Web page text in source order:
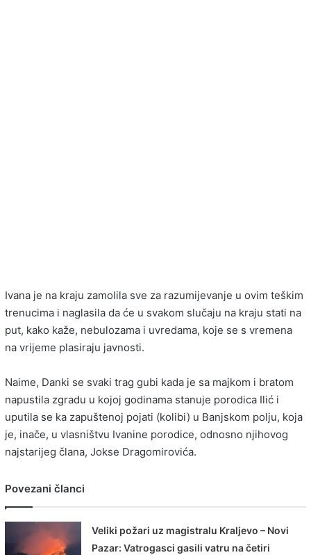
Ivana je na kraju zamolila sve za razumijevanje u ovim teškim
trenucima i naglasila da će u svakom slučaju na kraju stati na
put, kako kaže, nebulozama i uvredama, koje se s vremena
na vrijeme plasiraju javnosti.
Naime, Danki se svaki trag gubi kada je sa majkom i bratom
napustila zgradu u kojoj godinama stanuje porodica Ilić i
uputila se ka zapuštenoj pojati (kolibi) u Banjskom polju, koja
je, inače, u vlasništvu Ivanine porodice, odnosno njihovog
najstarijeg člana, Jokse Dragomirovića.
Povezani članci
Veliki požari uz magistralu Kraljevo – Novi
Pazar: Vatrogasci gasili vatru na četiri